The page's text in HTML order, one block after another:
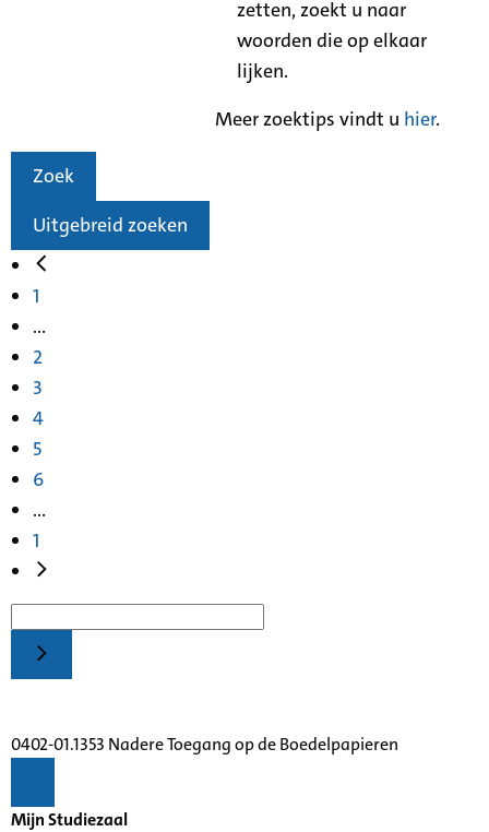
zetten, zoekt u naar
woorden die op elkaar
lijken.
Meer zoektips vindt u hier.
Zoek
Uitgebreid zoeken
1
...
2
3
4
5
6
...
1
0402-01.1353 Nadere Toegang op de Boedelpapieren
Mijn Studiezaal